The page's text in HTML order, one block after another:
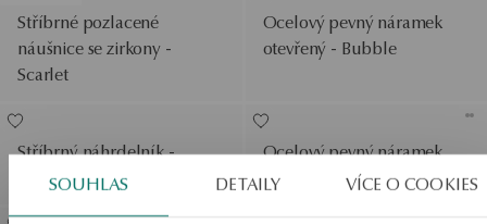
SOUHLAS DETAILY VÍCE O COOKIES
Stříbrné pozlacené
náušnice se zirkony -
Scarlet
Ocelový pevný náramek
otevřený - Bubble
Stříbrný náhrdelník -
Simple
Ocelový pevný náramek
otevřený - Bubble